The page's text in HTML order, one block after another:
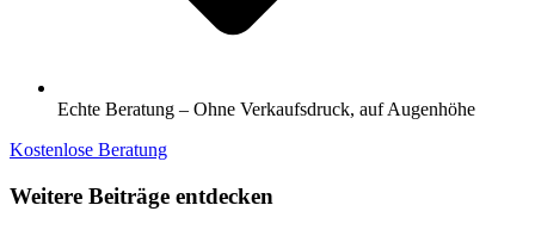
Echte Beratung – Ohne Verkaufsdruck, auf Augenhöhe
Kostenlose Beratung
Weitere Beiträge entdecken